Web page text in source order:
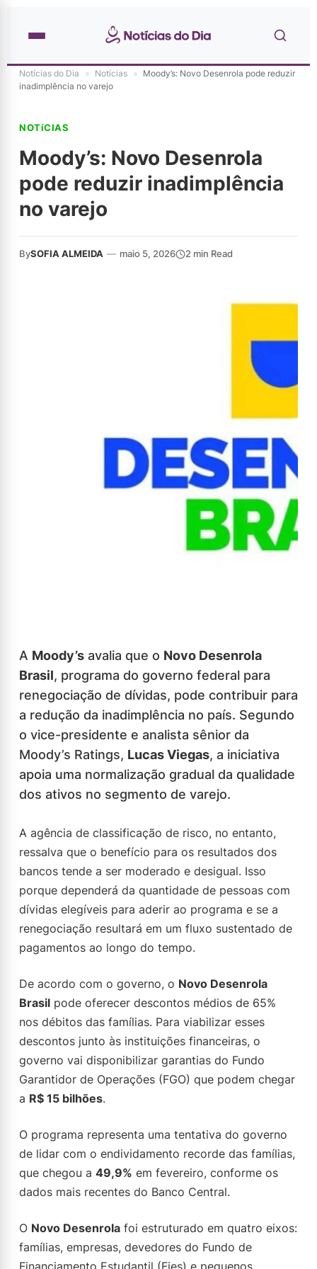
Notícias do Dia » Notícias » Moody’s: Novo Desenrola pode reduzir
inadimplência no varejo
NOTíCIAS
Moody’s: Novo Desenrola
pode reduzir inadimplência
no varejo
BySOFIA ALMEIDA — maio 5, 2026 2 min Read
A Moody’s avalia que o Novo Desenrola
Brasil, programa do governo federal para
renegociação de dívidas, pode contribuir para
a redução da inadimplência no país. Segundo
o vice-presidente e analista sênior da
Moody’s Ratings, Lucas Viegas, a iniciativa
apoia uma normalização gradual da qualidade
dos ativos no segmento de varejo.
A agência de classificação de risco, no entanto,
ressalva que o benefício para os resultados dos
bancos tende a ser moderado e desigual. Isso
porque dependerá da quantidade de pessoas com
dívidas elegíveis para aderir ao programa e se a
renegociação resultará em um fluxo sustentado de
pagamentos ao longo do tempo.
De acordo com o governo, o Novo Desenrola
Brasil pode oferecer descontos médios de 65%
nos débitos das famílias. Para viabilizar esses
descontos junto às instituições financeiras, o
governo vai disponibilizar garantias do Fundo
Garantidor de Operações (FGO) que podem chegar
a R$ 15 bilhões.
O programa representa uma tentativa do governo
de lidar com o endividamento recorde das famílias,
que chegou a 49,9% em fevereiro, conforme os
dados mais recentes do Banco Central.
O Novo Desenrola foi estruturado em quatro eixos:
famílias, empresas, devedores do Fundo de
Financiamento Estudantil (Fies) e pequenos